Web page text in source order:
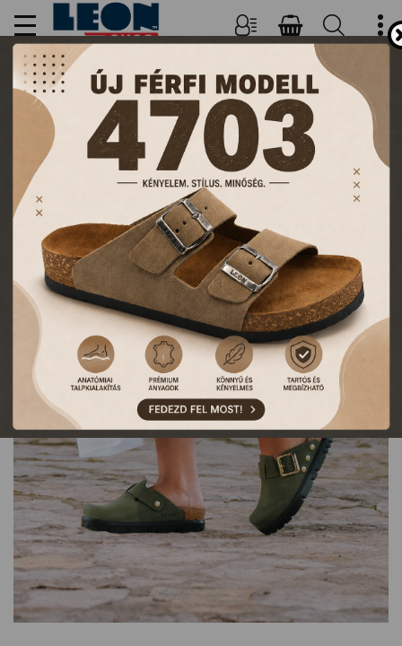
NŐI, FÉRFI PAPUCSOK ÉS
KLUMPÁK
FŐOLDAL TERMÉKEK